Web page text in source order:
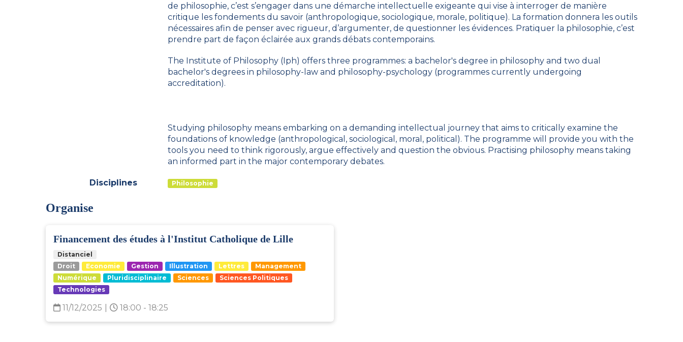
de philosophie, c’est s’engager dans une démarche intellectuelle exigeante qui vise à interroger de manière
critique les fondements du savoir (anthropologique, sociologique, morale, politique). La formation donnera les outils
nécessaires afin de penser avec rigueur, d’argumenter, de questionner les évidences. Pratiquer la philosophie, c’est
prendre part de façon éclairée aux grands débats contemporains.
The Institute of Philosophy (Iph) offers three programmes: a bachelor's degree in philosophy and two dual
bachelor's degrees in philosophy-law and philosophy-psychology (programmes currently undergoing
accreditation).
Studying philosophy means embarking on a demanding intellectual journey that aims to critically examine the
foundations of knowledge (anthropological, sociological, moral, political). The programme will provide you with the
tools you need to think rigorously, argue effectively and question the obvious. Practising philosophy means taking
an informed part in the major contemporary debates.
Disciplines Philosophie
Organise
Financement des études à l'Institut Catholique de Lille
Distanciel
Droit
Economie Gestion Illustration Lettres
Management
Numérique
Pluridisciplinaire Sciences
Sciences Politiques
Technologies
11/12/2025 18:00 - 18:25